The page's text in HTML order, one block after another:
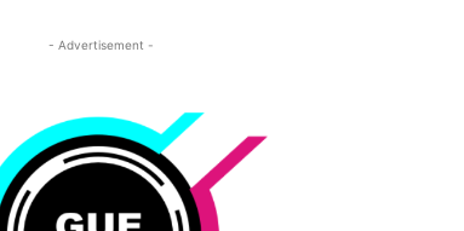
- Advertisement -